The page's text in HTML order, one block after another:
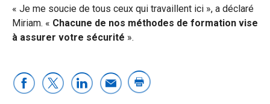
« Je me soucie de tous ceux qui travaillent ici », a déclaré
Miriam. « Chacune de nos méthodes de formation vise
à assurer votre sécurité ».